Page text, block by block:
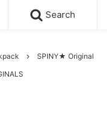
Search
SPINY★ Original